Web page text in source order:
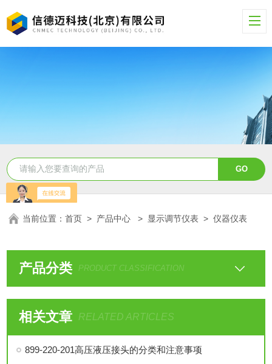
当前位置：首页 > 产品中心 > 显示调节仪表 >仪器仪表
产品分类 PRODUCT CLASSIFICATION
相关文章 RELATED ARTICLES
899-220-201高压液压接头的分类和注意事项